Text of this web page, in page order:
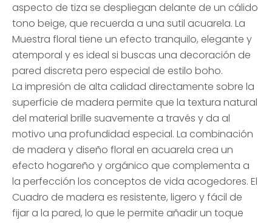
aspecto de tiza se despliegan delante de un cálido
tono beige, que recuerda a una sutil acuarela. La
Muestra floral tiene un efecto tranquilo, elegante y
atemporal y es ideal si buscas una decoración de
pared discreta pero especial de estilo boho.
La impresión de alta calidad directamente sobre la
superficie de madera permite que la textura natural
del material brille suavemente a través y da al
motivo una profundidad especial. La combinación
de madera y diseño floral en acuarela crea un
efecto hogareño y orgánico que complementa a
la perfección los conceptos de vida acogedores. El
Cuadro de madera es resistente, ligero y fácil de
fijar a la pared, lo que le permite añadir un toque